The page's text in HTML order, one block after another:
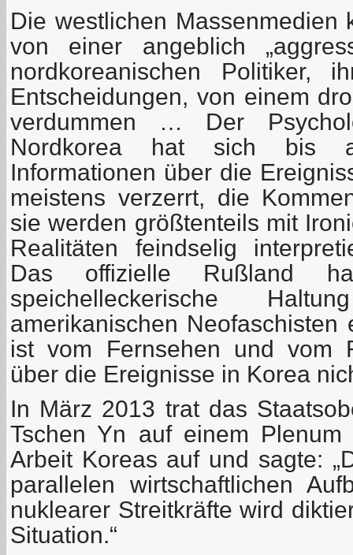
Die westlichen Massenmedien
von einer angeblich
nordkoreanischen Politiker,
Entscheidungen, von einem
verdummen … Der
Nordkorea hat sich bis
Informationen über die
meistens verzerrt, die
sie werden größtenteils mit
Realitäten feindselig
Das offizielle Rußland
speichelleckerische
amerikanischen Neofaschisten
ist vom Fernsehen und vom
über die Ereignisse in Korea
In März 2013 trat das
Tschen Yn auf einem
Arbeit Koreas auf und sagte:
parallelen wirtschaftlichen
nuklearer Streitkräfte wird
Situation.“